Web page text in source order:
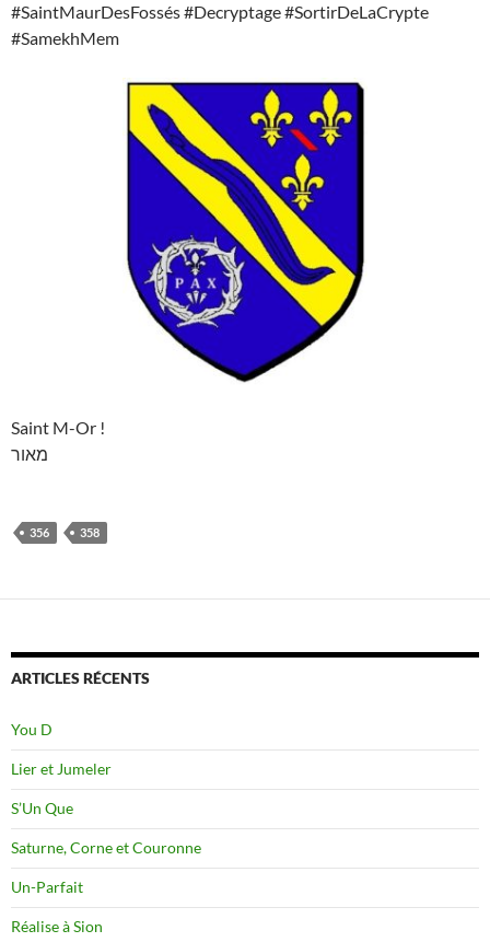
#SaintMaurDesFossés #Decryptage #SortirDeLaCrypte
#SamekhMem
Saint M-Or !
מאור
356 358
ARTICLES RÉCENTS
You D
Lier et Jumeler
S’Un Que
Saturne, Corne et Couronne
Un-Parfait
Réalise à Sion